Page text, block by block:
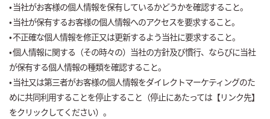
• 当社がお客様の個人情報を保有しているかどうかを確認すること。
• 当社が保有するお客様の個人情報へのアクセスを要求すること。
• 不正確な個人情報を修正又は更新するよう当社に要求すること。
• 個人情報に関する（その時々の）当社の方針及び慣行、ならびに当社
が保有する個人情報の種類を確認すること。
• 当社又は第三者がお客様の個人情報をダイレクトマーケティングのた
めに共同利用することを停止すること（停止にあたっては【リンク先】
をクリックしてください）。